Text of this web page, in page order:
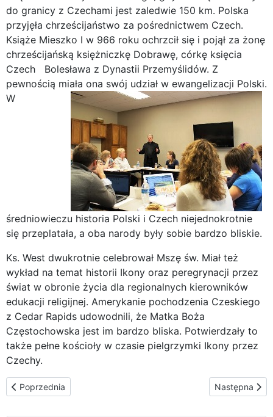
do granicy z Czechami jest zaledwie 150 km. Polska
przyjęła chrześcijaństwo za pośrednictwem Czech.
Książe Mieszko I w 966 roku ochrzcił się i pojął za żonę
chrześcijańską księżniczkę Dobrawę, córkę księcia
Czech Bolesława z Dynastii Przemyślidów. Z
pewnością miała ona swój udział w ewangelizacji Polski.
W
średniowieczu historia Polski i Czech niejednokrotnie
się przeplatała, a oba narody były sobie bardzo bliskie.
Ks. West dwukrotnie celebrował Mszę św. Miał też
wykład na temat historii Ikony oraz peregrynacji przez
świat w obronie życia dla regionalnych kierowników
edukacji religijnej. Amerykanie pochodzenia Czeskiego
z Cedar Rapids udowodnili, że Matka Boża
Częstochowska jest im bardzo bliska. Potwierdzały to
także pełne kościoły w czasie pielgrzymki Ikony przez
Czechy.
Poprzednia strona: Omaha – na pierwszej linii frontu:
Poprzednia Następna
Następna